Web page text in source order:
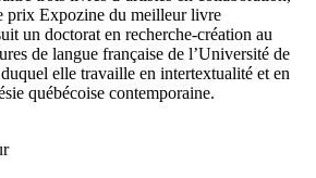
prix Expozine du meilleur livre
un doctorat en recherche-création au
de langue française de l’Université de
elle travaille en intertextualité et en
québécoise contemporaine.